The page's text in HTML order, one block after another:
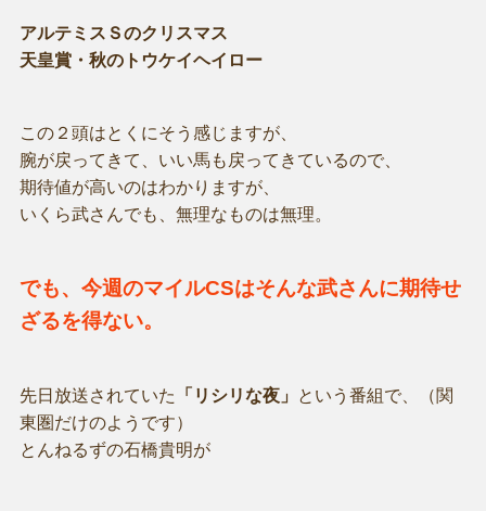
アルテミスＳのクリスマス
天皇賞・秋のトウケイヘイロー
この２頭はとくにそう感じますが、
腕が戻ってきて、いい馬も戻ってきているので、
期待値が高いのはわかりますが、
いくら武さんでも、無理なものは無理。
でも、今週のマイルCSはそんな武さんに期待せ
ざるを得ない。
先日放送されていた 「リシリな夜」 という番組で、（関
東圏だけのようです）
とんねるずの石橋貴明が